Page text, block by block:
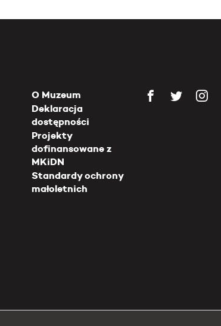
O Muzeum
Deklaracja
dostępności
Projekty
dofinansowane z
MKiDN
Standardy ochrony
małoletnich